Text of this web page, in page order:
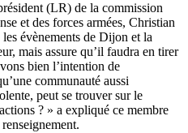
(LR) de la commission
et des forces armées, Christian
évènements de Dijon et la
mais assure qu’il faudra en tirer
bien l’intention de
communauté aussi
peut se trouver sur le
? » a expliqué ce membre